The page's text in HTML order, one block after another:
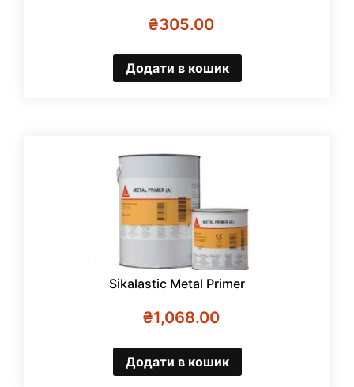
₴305.00
Додати в кошик
Sikalastic Metal Primer
₴1,068.00
Додати в кошик